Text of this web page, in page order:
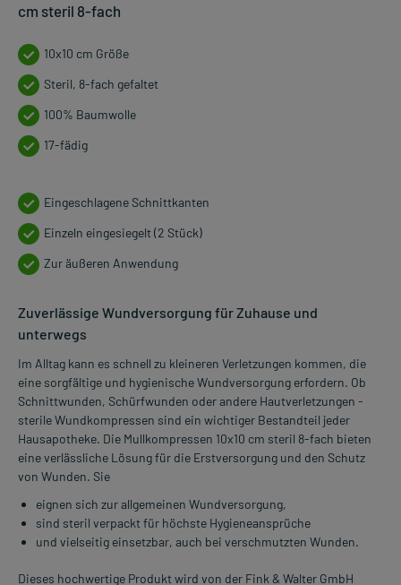
cm steril 8-fach
10x10 cm Größe
Steril, 8-fach gefaltet
100% Baumwolle
17-fädig
Eingeschlagene Schnittkanten
Einzeln eingesiegelt (2 Stück)
Zur äußeren Anwendung
Zuverlässige Wundversorgung für Zuhause und
unterwegs
Im Alltag kann es schnell zu kleineren Verletzungen kommen, die
eine sorgfältige und hygienische Wundversorgung erfordern. Ob
Schnittwunden, Schürfwunden oder andere Hautverletzungen -
sterile Wundkompressen sind ein wichtiger Bestandteil jeder
Hausapotheke. Die Mullkompressen 10x10 cm steril 8-fach bieten
eine verlässliche Lösung für die Erstversorgung und den Schutz
von Wunden. Sie
eignen sich zur allgemeinen Wundversorgung,
sind steril verpackt für höchste Hygieneansprüche
und vielseitig einsetzbar, auch bei verschmutzten Wunden.
Dieses hochwertige Produkt wird von der Fink & Walter GmbH